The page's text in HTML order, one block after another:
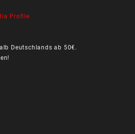
Profile
Deutschlands ab 50€.